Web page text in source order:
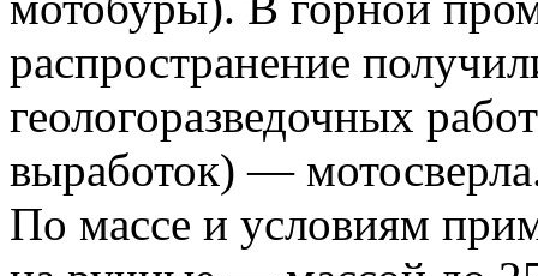
распространение
геологоразведочных
выработок) —
По массе и условиям